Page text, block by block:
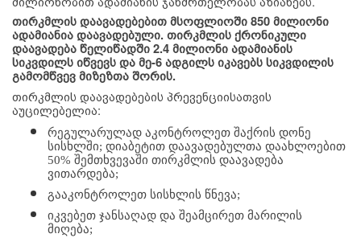
თირკმლის დაავადებებით მსოფლიოში 850 მილიონი
ადამიანია დაავადებული. თირკმლის ქრონიკული
დაავადება წელიწადში 2.4 მილიონი ადამიანის
სიკვდილს იწვევს და მე-6 ადგილს იკავებს სიკვდილის
გამომწვევ მიზეზთა შორის.
თირკმლის დაავადებების პრევენციისათვის
აუცილებელია:
რეგულარულად აკონტროლეთ შაქრის დონე
სისხლში; დიაბეტით დაავადებულთა დაახლოებით
50% შემთხვევაში თირკმლის დაავადება
ვითარდება;
გააკონტროლეთ სისხლის წნევა;
იკვებეთ ჯანსაღად და შეამცირეთ მარილის
მიღება;